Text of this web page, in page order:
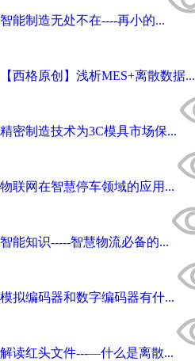
智能制造无处不在----再小的...
【西格原创】浅析MES+离散数据...
精密制造技术为3C模具市场保...
物联网在智慧停车领域的应用...
智能知识-----智慧物流必备的...
模拟编码器和数字编码器有什...
解读红头文件---—什么是离散...